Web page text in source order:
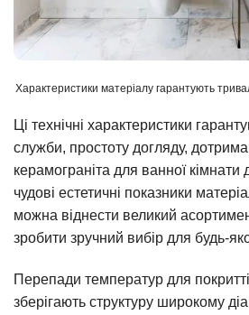
Характеристики матеріалу гарантують
Ці технічні характеристики
служби, простоту догляду,
керамограніта для ванної кімнати
чудові естетичні показники
можна віднести великий
зробити зручний вибір для будь-
Перепади температур для
зберігають структуру широкому